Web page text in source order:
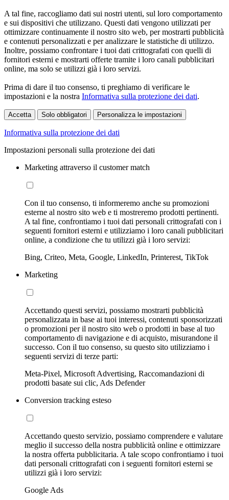
A tal fine, raccogliamo dati sui nostri utenti, sul loro comportamento
e sui dispositivi che utilizzano. Questi dati vengono utilizzati per
ottimizzare continuamente il nostro sito web, per mostrarti pubblicità
e contenuti personalizzati e per analizzare le statistiche di utilizzo.
Inoltre, possiamo confrontare i tuoi dati crittografati con quelli di
fornitori esterni e mostrarti offerte tramite i loro canali pubblicitari
online, ma solo se utilizzi già i loro servizi.
Prima di dare il tuo consenso, ti preghiamo di verificare le
impostazioni e la nostra Informativa sulla protezione dei dati.
Accetta Solo obbligatori Personalizza le impostazioni
Informativa sulla protezione dei dati
Impostazioni personali sulla protezione dei dati
Marketing attraverso il customer match
Con il tuo consenso, ti informeremo anche su promozioni
esterne al nostro sito web e ti mostreremo prodotti pertinenti.
A tal fine, confrontiamo i tuoi dati personali crittografati con i
seguenti fornitori esterni e utilizziamo i loro canali pubblicitari
online, a condizione che tu utilizzi già i loro servizi:
Bing, Criteo, Meta, Google, LinkedIn, Printerest, TikTok
Marketing
Accettando questi servizi, possiamo mostrarti pubblicità
personalizzata in base ai tuoi interessi, contenuti sponsorizzati
o promozioni per il nostro sito web o prodotti in base al tuo
comportamento di navigazione e di acquisto, misurandone il
successo. Con il tuo consenso, su questo sito utilizziamo i
seguenti servizi di terze parti:
Meta-Pixel, Microsoft Advertising, Raccomandazioni di
prodotti basate sui clic, Ads Defender
Conversion tracking esteso
Accettando questo servizio, possiamo comprendere e valutare
meglio il successo della nostra pubblicità online e ottimizzare
la nostra offerta pubblicitaria. A tale scopo confrontiamo i tuoi
dati personali crittografati con i seguenti fornitori esterni se
utilizzi già i loro servizi:
Google Ads